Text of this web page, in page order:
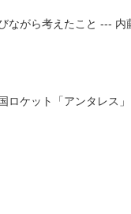
ながら考えたこと --- 内
ロケット「アンタレス